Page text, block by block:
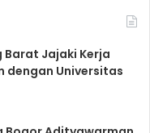
Barat Jajaki Kerja
dengan Universitas